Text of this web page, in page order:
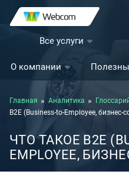
Все услуги
О компании
Главная Аналитика
B2E (Business-to-Employee, бизнес-
ЧТО ТАКОЕ B2E
EMPLOYEE,